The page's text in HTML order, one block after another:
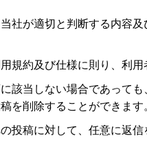
社が適切と判断する内容
規約及び仕様に則り、利
該当しない場合であって
を削除することができます
投稿に対して、任意に返信